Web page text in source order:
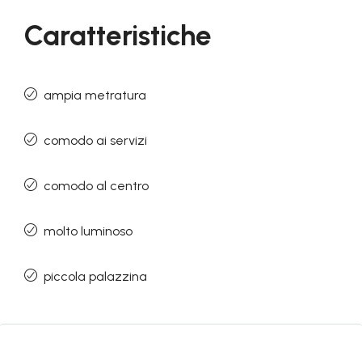
Caratteristiche
ampia metratura
comodo ai servizi
comodo al centro
molto luminoso
piccola palazzina